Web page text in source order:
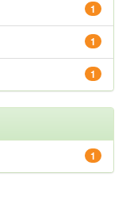
1
1
1
1